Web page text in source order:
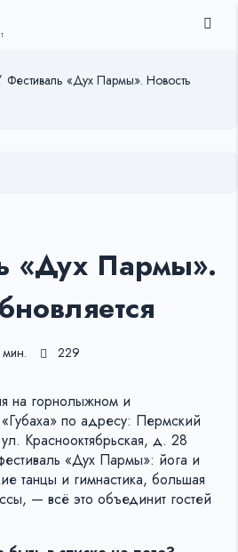
Фестиваль «Дух Пармы». Новость
«Дух Пармы».
229
на горнолыжном и
по адресу: Пермский
Краснооктябрьская, д. 28
«Дух Пармы»: йога и
танцы и гимнастика, большая
— всё это объединит гостей